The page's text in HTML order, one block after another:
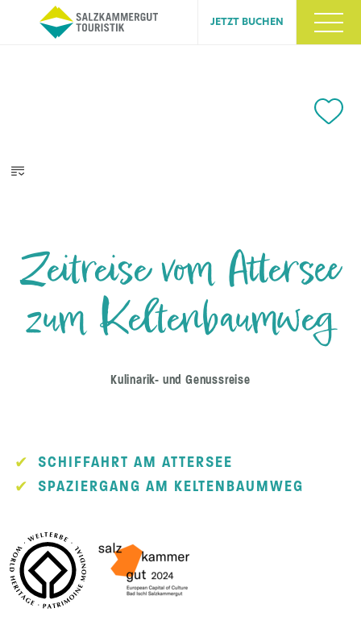
JETZT BUCHEN
Zeitreise vom Attersee
zum Keltenbaumweg
Kulinarik- und Genussreise
SCHIFFAHRT AM ATTERSEE
SPAZIERGANG AM KELTENBAUMWEG